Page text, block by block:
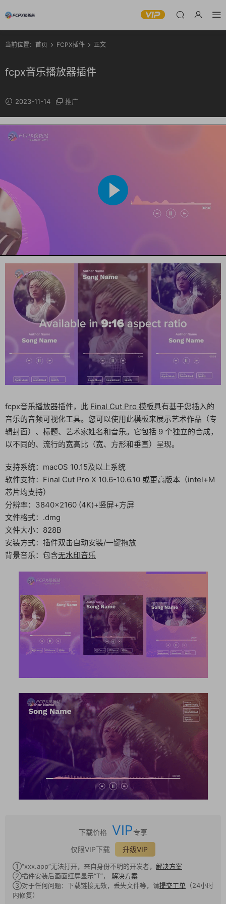
当前位置： 首页 FCPX插件 正文
fcpx音乐播放器插件
2023-11-14 推广
fcpx音乐播放器插件，此 Final Cut Pro 模板具有基于您插入的
音乐的音频可视化工具。您可以使用此模板来展示艺术作品（专
辑封面）、标题、艺术家姓名和音乐。它包括 9 个独立的合成，
以不同的、流行的宽高比（宽、方形和垂直）呈现。
支持系统：macOS 10.15及以上系统
软件支持：Final Cut Pro X 10.6-10.6.10 或更高版本（intel+M
芯片均支持）
分辨率：3840×2160 (4K)+竖屏+方屏
文件格式：.dmg
文件大小：828B
安装方式：插件双击自动安装/一键拖放
背景音乐：包含无水印音乐
下载价格 VIP专享
仅限VIP下载
升级VIP
①“xxx.app”无法打开，来自身份不明的开发者， 解决方案
②插件安装后画面红屏显示“T”， 解决方案
③对于任何问题：下载链接无效，丢失文件等，请提交工单 （24小时
内修复）